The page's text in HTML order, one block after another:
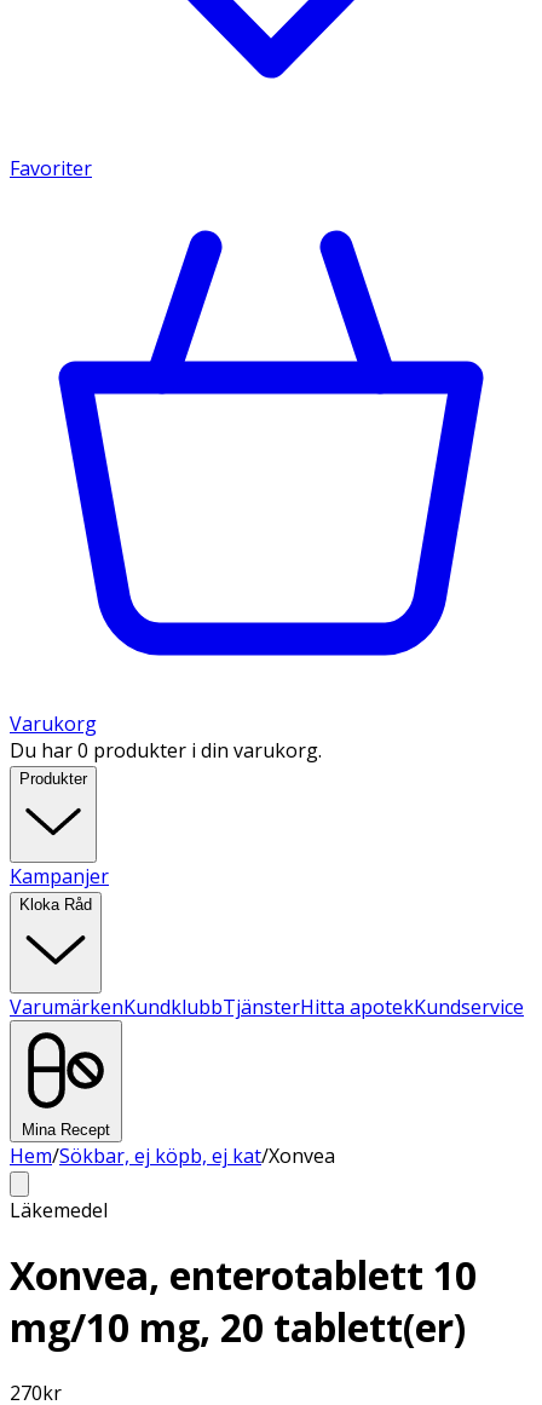
Favoriter
Varukorg
Du har 0 produkter i din varukorg.
Produkter
Kampanjer
Kloka Råd
VarumärkenKundklubbTjänsterHitta apotekKundservice
Mina Recept
Hem/Sökbar, ej köpb, ej kat/Xonvea
Läkemedel
Xonvea, enterotablett 10
mg/10 mg, 20 tablett(er)
270kr